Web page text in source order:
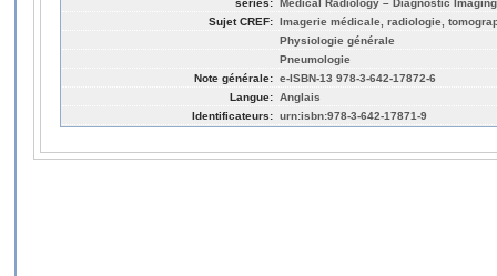
Sujet CREF: Imagerie médicale, radiologie,
Physiologie générale
Pneumologie
Note générale: e-ISBN-13 978-3-642-17872-6
Langue: Anglais
Identificateurs: urn:isbn:978-3-642-17871-9